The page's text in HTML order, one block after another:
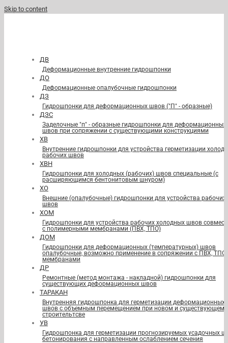
Skip to content
ДВ
Деформационные внутренние гидрошпонки
ДО
Деформационные опалубочные гидрошпонки
ДЗ
Гидрошпонки для деформационных швов ("П" - образные)
ДЗС
Заделочные "п" - образные гидрошпонки для деформационных
швов при сопряжении с существующими конструкциями
ХВ
Внутренние гидрошпонки для устройства герметизации
рабочих швов
ХВН
Гидрошпонки для холодных (рабочих) швов специальные (с
расширяющимся бентонитовым шнуром)
ХО
Внешние (опалубочные) гидрошпонки для устройства рабочих
швов
ХОМ
Гидрошпонки для устройства рабочих холодных швов
с полимерными мембранами (ПВХ, ТПО)
ДОМ
Гидрошпонки для деформационных (температурных) швов
опалубочные, возможно применение в сопряжении с ПВХ, ТПО
мембранами
ДР
Ремонтные (метод монтажа - накладной) гидрошпонки для
существующих деформационных швов
ТАРАКАН
Внутренняя гидрошпонка для герметизации деформационных
швов с объемным перемещением при новом и существующем
строительтсве
УВ
Гидрошпонка для герметизации прогнозируемых усадочных
бетонирования с направленным ослаблением сечения